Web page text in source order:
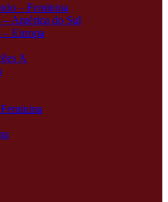
– Feminina
América do Sul
– Europa
A